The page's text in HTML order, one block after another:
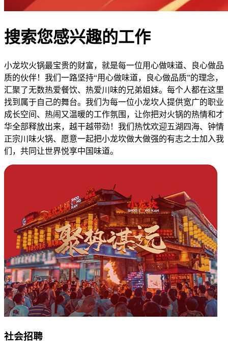
搜索您感兴趣的工作
小龙坎火锅最宝贵的财富，就是每一位用心做味道、良心做品
质的伙伴！我们一路坚持“用心做味道，良心做品质”的理念，
汇聚了无数热爱餐饮、热爱川味的兄弟姐妹。每个人都在这里
找到属于自己的舞台。我们为每一位小龙坎人提供宽广的职业
成长空间、热闹又温暖的工作氛围，让你把对火锅的热情和才
华全部释放出来，越干越带劲！我们热忱欢迎五湖四海、钟情
正宗川味火锅、愿意一起把小龙坎做大做强的有志之士加入我
们，共同让世界悦享中国味道。
社会招聘